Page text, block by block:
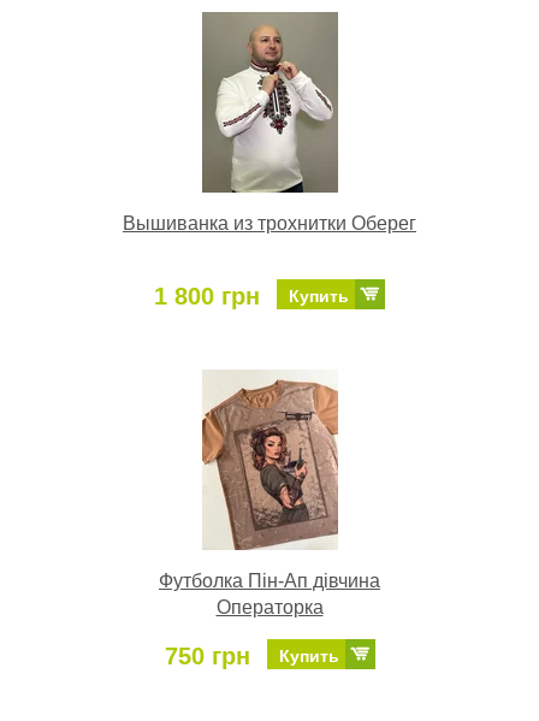
Вышиванка из трохнитки Оберег
1 800 грн Купить
Футболка Пін-Ап дівчина
Операторка
750 грн Купить